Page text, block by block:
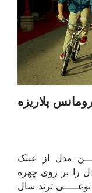
پلاریزه
مدل از عینک
را بر روی چهره
ترند سال